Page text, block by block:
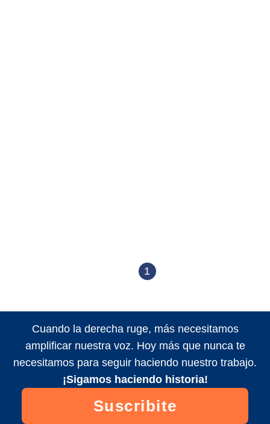
1
Cuando la derecha ruge, más necesitamos
amplificar nuestra voz. Hoy más que nunca te
necesitamos para seguir haciendo nuestro trabajo.
¡Sigamos haciendo historia!
Suscribite